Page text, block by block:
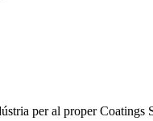
per al proper Coatings